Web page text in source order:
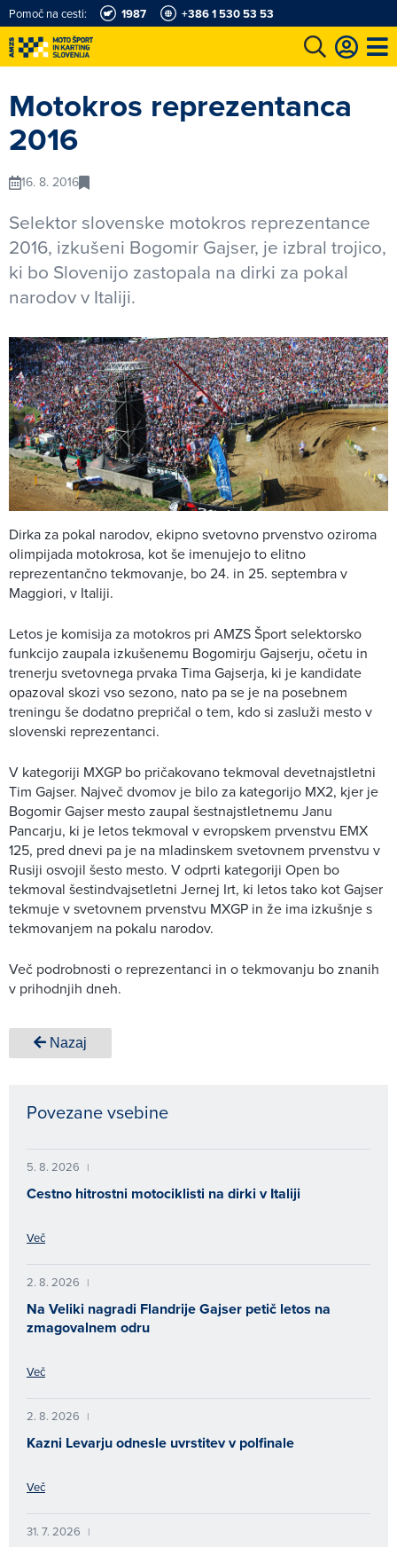
Pomoč na cesti: 1987 +386 1 530 53 53
Motokros reprezentanca
2016
16. 8. 2016
Selektor slovenske motokros reprezentance
2016, izkušeni Bogomir Gajser, je izbral trojico,
ki bo Slovenijo zastopala na dirki za pokal
narodov v Italiji.
Dirka za pokal narodov, ekipno svetovno prvenstvo oziroma
olimpijada motokrosa, kot še imenujejo to elitno
reprezentančno tekmovanje, bo 24. in 25. septembra v
Maggiori, v Italiji.
Letos je komisija za motokros pri AMZS Šport selektorsko
funkcijo zaupala izkušenemu Bogomirju Gajserju, očetu in
trenerju svetovnega prvaka Tima Gajserja, ki je kandidate
opazoval skozi vso sezono, nato pa se je na posebnem
treningu še dodatno prepričal o tem, kdo si zasluži mesto v
slovenski reprezentanci.
V kategoriji MXGP bo pričakovano tekmoval devetnajstletni
Tim Gajser. Največ dvomov je bilo za kategorijo MX2, kjer je
Bogomir Gajser mesto zaupal šestnajstletnemu Janu
Pancarju, ki je letos tekmoval v evropskem prvenstvu EMX
125, pred dnevi pa je na mladinskem svetovnem prvenstvu v
Rusiji osvojil šesto mesto. V odprti kategoriji Open bo
tekmoval šestindvajsetletni Jernej Irt, ki letos tako kot Gajser
tekmuje v svetovnem prvenstvu MXGP in že ima izkušnje s
tekmovanjem na pokalu narodov.
Več podrobnosti o reprezentanci in o tekmovanju bo znanih
v prihodnjih dneh.
Nazaj
Povezane vsebine
5. 8. 2026 |
Cestno hitrostni motociklisti na dirki v Italiji
Več
2. 8. 2026 |
Na Veliki nagradi Flandrije Gajser petič letos na
zmagovalnem odru
Več
2. 8. 2026 |
Kazni Levarju odnesle uvrstitev v polfinale
Več
31. 7. 2026 |